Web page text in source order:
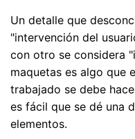
Un detalle que
"intervención del
con otro se considera
maquetas es algo que
trabajado se debe
es fácil que se dé una
elementos.